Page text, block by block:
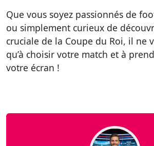
Que vous soyez passionnés de
ou simplement curieux de
cruciale de la Coupe du Roi, il ne
qu’à choisir votre match et à
votre écran !